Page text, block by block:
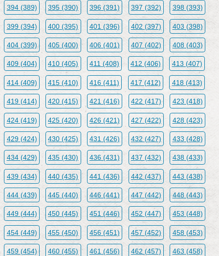
394 (389) 395 (390) 396 (391) 397 (392) 398 (393)
399 (394) 400 (395) 401 (396) 402 (397) 403 (398)
404 (399) 405 (400) 406 (401) 407 (402) 408 (403)
409 (404) 410 (405) 411 (408) 412 (406) 413 (407)
414 (409) 415 (410) 416 (411) 417 (412) 418 (413)
419 (414) 420 (415) 421 (416) 422 (417) 423 (418)
424 (419) 425 (420) 426 (421) 427 (422) 428 (423)
429 (424) 430 (425) 431 (426) 432 (427) 433 (428)
434 (429) 435 (430) 436 (431) 437 (432) 438 (433)
439 (434) 440 (435) 441 (436) 442 (437) 443 (438)
444 (439) 445 (440) 446 (441) 447 (442) 448 (443)
449 (444) 450 (445) 451 (446) 452 (447) 453 (448)
454 (449) 455 (450) 456 (451) 457 (452) 458 (453)
459 (454) 460 (455) 461 (456) 462 (457) 463 (458)